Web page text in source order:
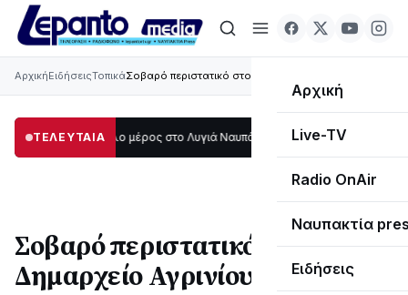
Αρχική
Live-TV
Radio OnAir
Ναυπακτία
Ειδήσεις
ΑρχικήΕιδήσειςΤοπικάΣοβαρό περιστατικό στο Δημαρχείο Αγρινίου
ΤΕΛΕΥΤΑΙΑ
μεγάλο μέρος στο Λυγιά Ναυπάκτου12:08 Σε τροχιά υλοποίησης
Σοβαρό περιστατικό στο
Δημαρχείο Αγρινίου